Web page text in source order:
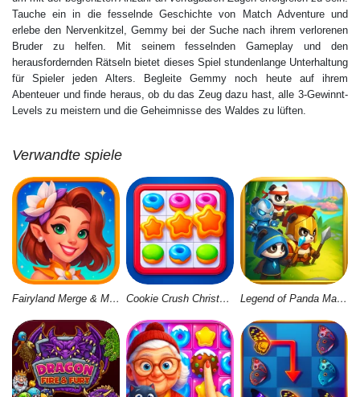
Tauche ein in die fesselnde Geschichte von Match Adventure und
erlebe den Nervenkitzel, Gemmy bei der Suche nach ihrem verlorenen
Bruder zu helfen. Mit seinem fesselnden Gameplay und den
herausfordernden Rätseln bietet dieses Spiel stundenlange Unterhaltung
für Spieler jeden Alters. Begleite Gemmy noch heute auf ihrem
Abenteuer und finde heraus, ob du das Zeug dazu hast, alle 3-Gewinnt-
Levels zu meistern und die Geheimnisse des Waldes zu lüften.
Verwandte spiele
Fairyland Merge & Magic Cookie Crush Christmas 2 Legend of Panda Match 3 & Battle